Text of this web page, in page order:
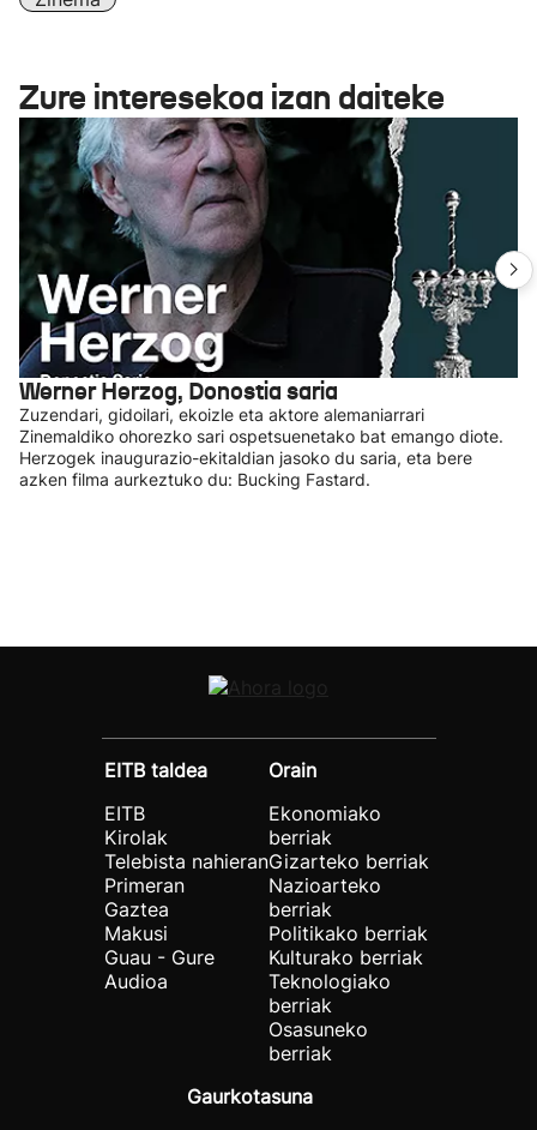
Zure interesekoa izan daiteke
Werner Herzog, Donostia saria
Zuzendari, gidoilari, ekoizle eta aktore alemaniarrari
Zinemaldiko ohorezko sari ospetsuenetako bat emango diote.
Herzogek inaugurazio-ekitaldian jasoko du saria, eta bere
azken filma aurkeztuko du: Bucking Fastard.
EITB taldea
EITB
Kirolak
Telebista nahieran
Primeran
Gaztea
Makusi
Guau - Gure
Audioa
Orain
Ekonomiako
berriak
Gizarteko berriak
Nazioarteko
berriak
Politikako berriak
Kulturako berriak
Teknologiako
berriak
Osasuneko
berriak
Gaurkotasuna